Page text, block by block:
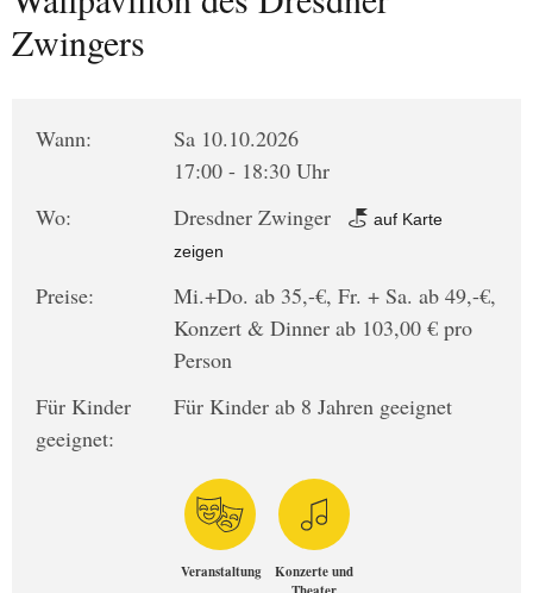
Zwingers
Wann:
Sa 10.10.2026
17:00 - 18:30 Uhr
Wo:
Dresdner Zwinger
auf Karte
zeigen
Preise:
Mi.+Do. ab 35,-€, Fr. + Sa. ab 49,-€,
Konzert & Dinner ab 103,00 € pro
Person
Für Kinder
geeignet:
Für Kinder ab 8 Jahren geeignet
Veranstaltung
Konzerte und